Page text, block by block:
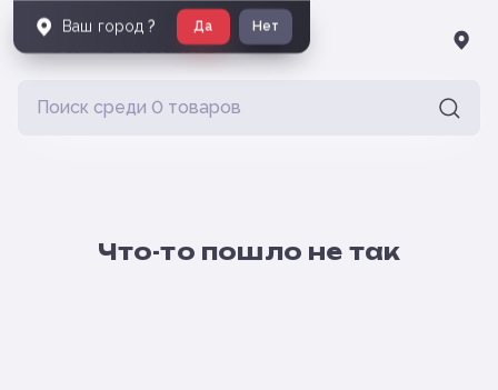
Что-то пошло не так
Ваш город ? Да Нет